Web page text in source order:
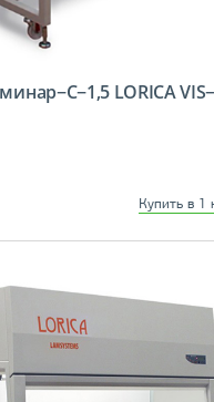
LORICA
Купить в 1